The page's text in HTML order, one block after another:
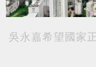
吳永嘉希望國家